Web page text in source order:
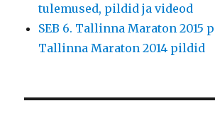
tulemused, pildid ja videod
SEB 6. Tallinna Maraton 2015
Tallinna Maraton 2014 pildid